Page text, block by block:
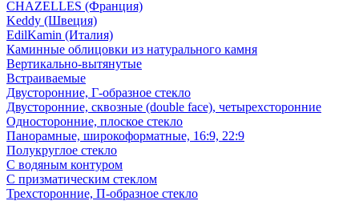
CHAZELLES (Франция)
Keddy (Швеция)
EdilKamin (Италия)
Каминные облицовки из натурального камня
Вертикально-вытянутые
Встраиваемые
Двусторонние, Г-образное стекло
Двусторонние, сквозные (double face), четырехсторонние
Односторонние, плоское стекло
Панорамные, широкоформатные, 16:9, 22:9
Полукруглое стекло
С водяным контуром
С призматическим стеклом
Трехсторонние, П-образное стекло